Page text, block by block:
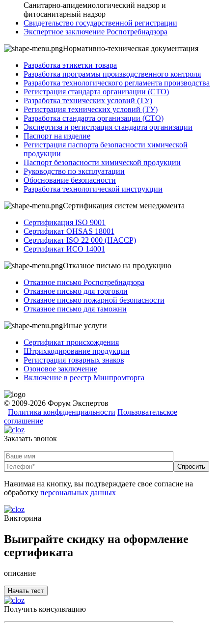
Санитарно-апидемиологический надзор и
фитосанитарный надзор
Свидетельство государственной регистрации
Экспертное заключение Роспотребнадзора
Нормативно-техническая документация
Разработка этикетки товара
Разработка программы производственного контроля
Разработка технологического регламента производства
Регистрация стандарта организации (СТО)
Разработка технических условий (ТУ)
Регистрация технических условий (ТУ)
Разработка стандарта организации (СТО)
Экспертиза и регистрация стандарта организации
Паспорт на изделие
Регистрация паспорта безопасности химической
продукции
Паспорт безопасности химической продукции
Руководство по эксплуатации
Обоснование безопасности
Разработка технологической инструкции
Сертификация систем менеджмента
Сертификация ISO 9001
Сертификат OHSAS 18001
Сертификат ISO 22 000 (НАССР)
Сертификат ИСО 14001
Отказное письмо на продукцию
Отказное письмо Роспотребнадзора
Отказное письмо для торговли
Отказное письмо пожарной безопасности
Отказное письмо для таможни
Иные услуги
Сертификат происхождения
Штрихкодирование продукции
Регистрация товарных знаков
Озоновое заключение
Включение в реестр Минпромторга
© 2009-2026 Форум Экспертов
Политика конфиденциальности Пользовательское
соглашение
Заказать звонок
Нажимая на кнопку, вы подтверждаете свое согласие на
обработку персональных данных
Викторина
Выиграйте скидку на оформление
сертификата
описание
Получить консультацию